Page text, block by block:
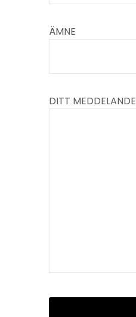
ÄMNE
DITT MEDDELANDE